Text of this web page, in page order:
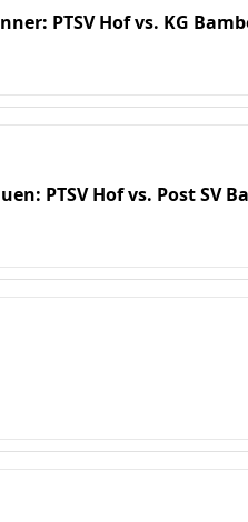
PTSV Hof vs. KG
PTSV Hof vs. Post SV